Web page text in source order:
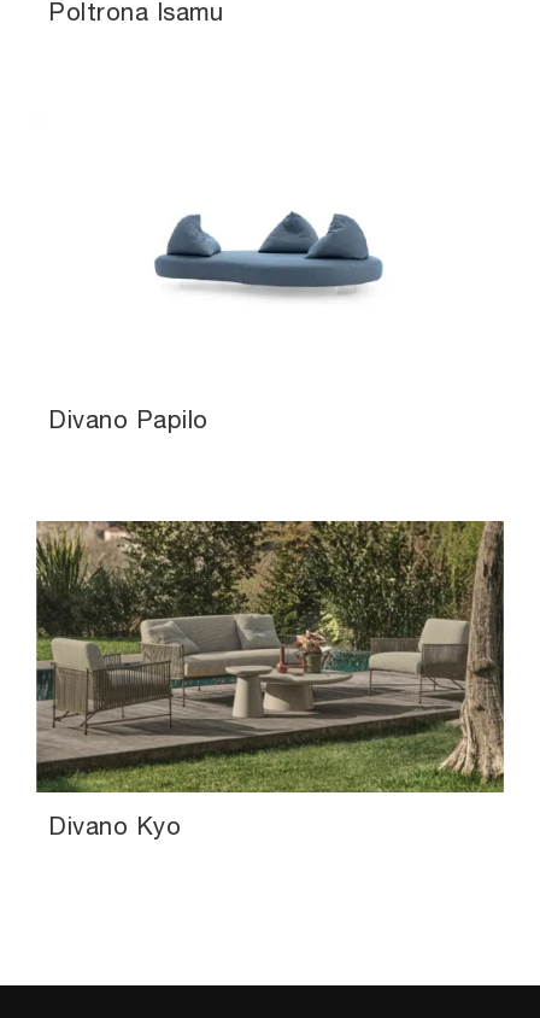
Poltrona Isamu
Divano Papilo
Divano Kyo